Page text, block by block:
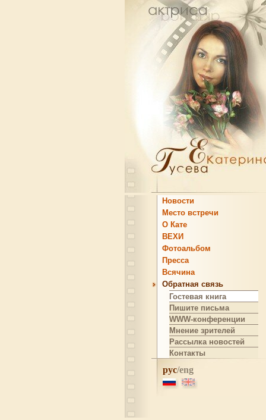
Новости
Место встречи
О Кате
ВЕХИ
Фотоальбом
Пресса
Всячина
Обратная связь
Гостевая книга
Пишите письма
WWW-конференции
Мнение зрителей
Рассылка новостей
Контакты
рус/eng